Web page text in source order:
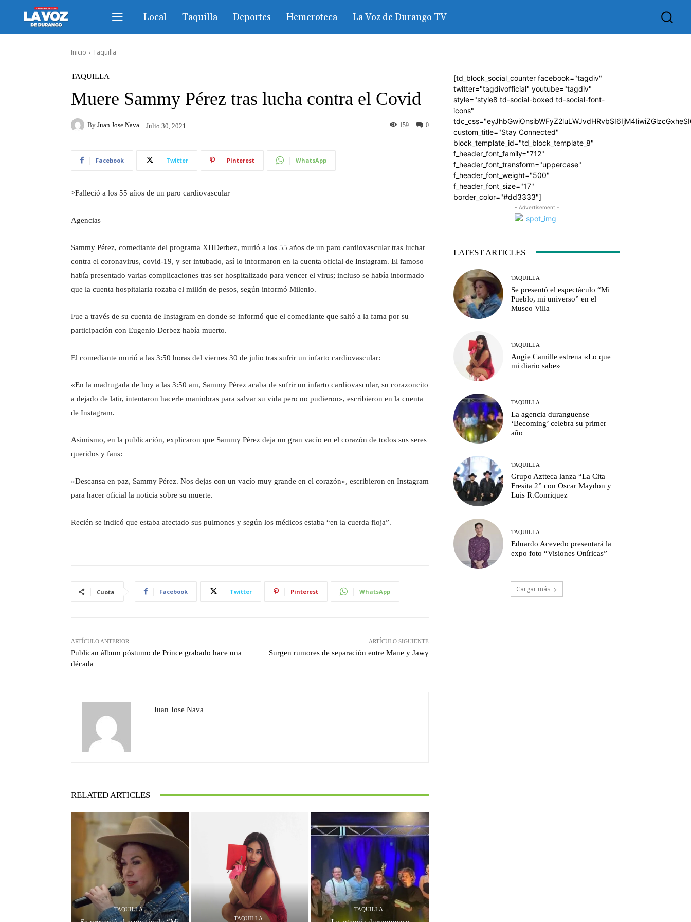
Local Taquilla Deportes Hemeroteca La Voz de Durango TV
Inicio Taquilla
TAQUILLA
Muere Sammy Pérez tras lucha contra el Covid
By Juan Jose Nava Julio 30, 2021 0
159
Facebook Twitter Pinterest WhatsApp
>Falleció a los 55 años de un paro cardiovascular
Agencias
Sammy Pérez, comediante del programa XHDerbez, murió a los 55 años de un paro cardiovascular tras luchar
contra el coronavirus, covid-19, y ser intubado, así lo informaron en la cuenta oficial de Instagram. El famoso
había presentado varias complicaciones tras ser hospitalizado para vencer el virus; incluso se había informado
que la cuenta hospitalaria rozaba el millón de pesos, según informó Milenio.
Fue a través de su cuenta de Instagram en donde se informó que el comediante que saltó a la fama por su
participación con Eugenio Derbez había muerto.
El comediante murió a las 3:50 horas del viernes 30 de julio tras sufrir un infarto cardiovascular:
«En la madrugada de hoy a las 3:50 am, Sammy Pérez acaba de sufrir un infarto cardiovascular, su corazoncito
a dejado de latir, intentaron hacerle maniobras para salvar su vida pero no pudieron», escribieron en la cuenta
de Instagram.
Asimismo, en la publicación, explicaron que Sammy Pérez deja un gran vacío en el corazón de todos sus seres
queridos y fans:
«Descansa en paz, Sammy Pérez. Nos dejas con un vacío muy grande en el corazón», escribieron en Instagram
para hacer oficial la noticia sobre su muerte.
Recién se indicó que estaba afectado sus pulmones y según los médicos estaba “en la cuerda floja”.
Cuota Facebook Twitter Pinterest WhatsApp
ARTÍCULO ANTERIOR
Publican álbum póstumo de Prince grabado hace una
década
ARTÍCULO SIGUIENTE
Surgen rumores de separación entre Mane y Jawy
Juan Jose Nava
RELATED ARTICLES
TAQUILLA
TAQUILLA
TAQUILLA
[td_block_social_counter facebook="tagdiv"
twitter="tagdivofficial" youtube="tagdiv"
style="style8 td-social-boxed td-social-font-
icons"
custom_title="Stay Connected"
block_template_id="td_block_template_8"
f_header_font_family="712"
f_header_font_transform="uppercase"
f_header_font_weight="500"
f_header_font_size="17"
border_color="#dd3333"]
- Advertisement -
LATEST ARTICLES
TAQUILLA
Se presentó el espectáculo “Mi
Pueblo, mi universo” en el
Museo Villa
TAQUILLA
Angie Camille estrena «Lo que
mi diario sabe»
TAQUILLA
La agencia duranguense
‘Becoming’ celebra su primer
año
TAQUILLA
Grupo Aztteca lanza “La Cita
Fresita 2” con Oscar Maydon y
Luis R.Conriquez
TAQUILLA
Eduardo Acevedo presentará la
expo foto “Visiones Oníricas”
Cargar más